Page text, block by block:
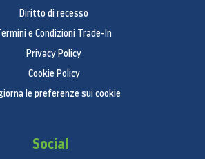
Diritto di recesso
e Condizioni Trade-In
Privacy Policy
Cookie Policy
le preferenze sui cookie
Social